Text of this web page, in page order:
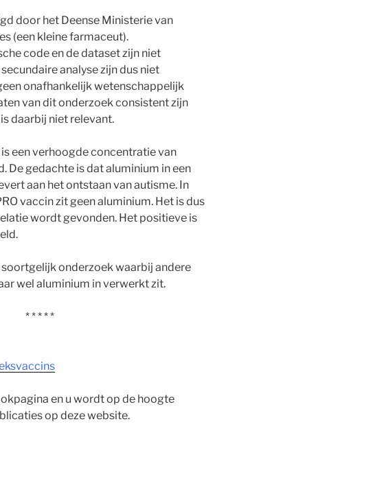
door het Deense Ministerie van
(een kleine farmaceut).
code en de dataset zijn niet
analyse zijn dus niet
onafhankelijk wetenschappelijk
van dit onderzoek consistent zijn
daarbij niet relevant.
een verhoogde concentratie van
De gedachte is dat aluminium in een
aan het ontstaan van autisme. In
vaccin zit geen aluminium. Het is dus
wordt gevonden. Het positieve is
soortgelijk onderzoek waarbij andere
wel aluminium in verwerkt zit.
* * * * *
en u wordt op de hoogte
op deze website.